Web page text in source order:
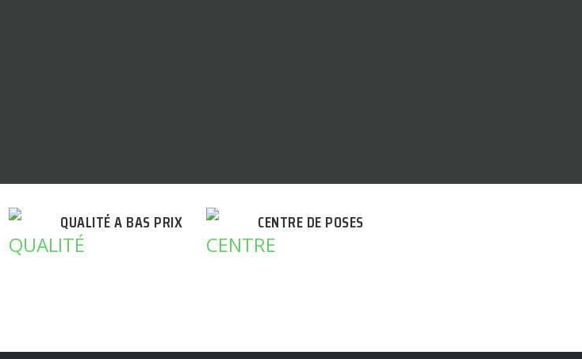
QUALITÉ A BAS PRIX CENTRE DE POSES